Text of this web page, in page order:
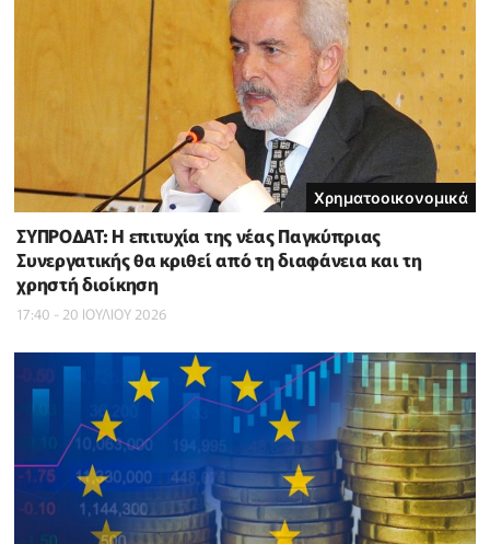
Χρηματοοικονομικά
ΣΥΠΡΟΔΑΤ: Η επιτυχία της νέας Παγκύπριας
Συνεργατικής θα κριθεί από τη διαφάνεια και τη
χρηστή διοίκηση
17:40 - 20 ΙΟΥΛΙΟΥ 2026